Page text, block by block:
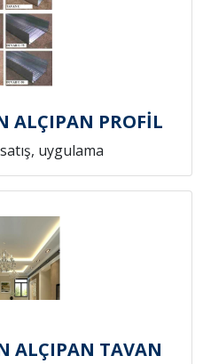
ALÇIPAN PROFİL
uygulama
ALÇIPAN TAVAN